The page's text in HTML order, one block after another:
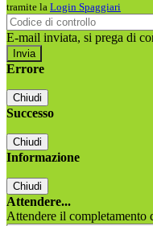
tramite la Login Spaggiari
E-mail inviata, si prega di
Errore
Chiudi
Successo
Chiudi
Informazione
Chiudi
Attendere...
Attendere il completamento